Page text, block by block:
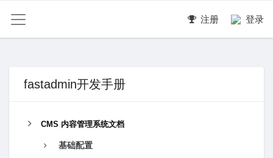
注册 登录
fastadmin开发手册
CMS 内容管理系统文档
基础配置